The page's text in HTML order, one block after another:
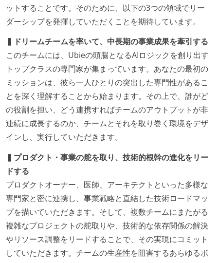
ットすることです。そのために、以下の3つの領域でリー
ダーシップを発揮していただくことを期待しています。
▍ドリームチームを率いて、中長期の事業成果を牽引する
このチームには、Ubieの頭脳となるAIロジックを創り出す
トップクラスの専門家が集まっています。あなたの最初の
ミッションは、彼ら一人ひとりの突出した専門性があるこ
とを深く理解することから始まります。その上で、誰がど
の役割を担い、どう連携すればチームのアウトプットが非
連続に成長するのか、チームとそれを取り巻く環境をデザ
インし、実行していただきます。
▍プロダクト・事業の舵を取り、技術的根幹の進化をリー
ドする
プロダクトオーナー、医師、アーキテクトといった多様な
専門家と密に連携し、事業戦略と直結した技術ロードマッ
プを描いていただきます。そして、複数チームにまたがる
複雑なプロジェクトの舵取りや、技術的な依存関係の解決
やリソース調整をリードすることで、その実現にコミット
していただきます。チームの生産性を阻害するあらゆるボ